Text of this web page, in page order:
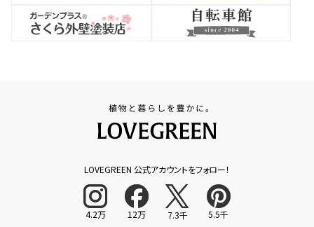
LOVEGREEN 公式アカウントをフォロー！
4.2万 12万 7.3千 5.5千